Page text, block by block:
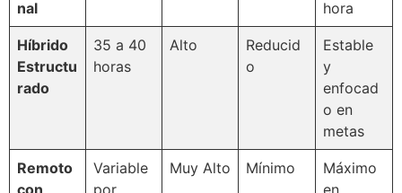
nal hora
Híbrido
Estructu
rado
35 a 40
horas
Alto
Reducid
o
Estable
y
enfocad
o en
metas
Remoto
con
Variable
por
Muy Alto Mínimo
Máximo
en